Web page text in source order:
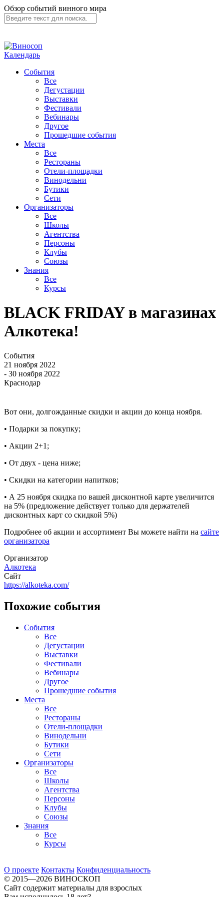
Обзор событий винного мира
Календарь
События
Все
Дегустации
Выставки
Фестивали
Вебинары
Другое
Прошедшие события
Места
Все
Рестораны
Отели-площадки
Винодельни
Бутики
Сети
Организаторы
Все
Школы
Агентства
Персоны
Клубы
Союзы
Знания
Все
Курсы
BLACK FRIDAY в магазинах
Алкотeка!
События
21 ноября 2022
- 30 ноября 2022
Краснодар
Вот они, долгожданные скидки и акции до конца ноября.
• Подарки за покупку;
• Акции 2+1;
• От двух - цена ниже;
• Скидки на категории напитков;
• А 25 ноября скидка по вашей дисконтной карте увеличится
на 5% (предложение действует только для держателей
дисконтных карт со скидкой 5%)
Подробнее об акции и ассортимент Вы можете найти на сайте
организатора
Организатор
Алкотека
Сайт
https://alkoteka.com/
Похожие события
События
Все
Дегустации
Выставки
Фестивали
Вебинары
Другое
Прошедшие события
Места
Все
Рестораны
Отели-площадки
Винодельни
Бутики
Сети
Организаторы
Все
Школы
Агентства
Персоны
Клубы
Союзы
Знания
Все
Курсы
О проекте Контакты Конфиденциальность
© 2015—2026 ВИНОСКОП
Сайт содержит материалы для взрослых